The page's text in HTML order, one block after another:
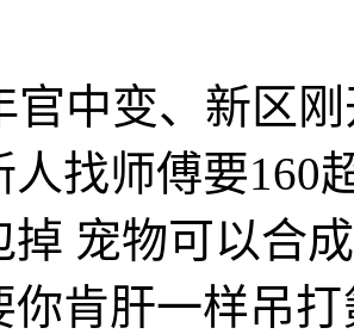
官中变、新区
人找师傅要160
掉 宠物可以合
你肯肝一样吊